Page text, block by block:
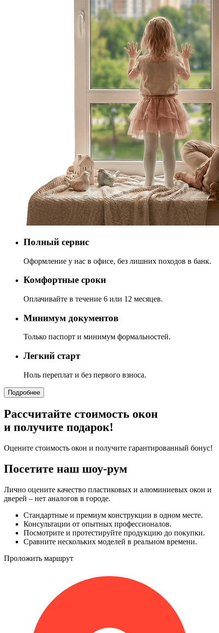
Полный сервис
Оформление у нас в офисе, без лишних походов в банк.
Комфортные сроки
Оплачивайте в течение 6 или 12 месяцев.
Минимум документов
Только паспорт и минимум формальностей.
Легкий старт
Ноль переплат и без первого взноса.
Подробнее
Рассчитайте стоимость окон
и получите подарок!
Оцените стоимость окон и получите гарантированный бонус!
Посетите наш шоу-рум
Лично оцените качество пластиковых и алюминиевых окон и
дверей – нет аналогов в городе.
Стандартные и премиум конструкции в одном месте.
Консультации от опытных профессионалов.
Посмотрите и протестируйте продукцию до покупки.
Сравните нескольких моделей в реальном времени.
Проложить маршрут